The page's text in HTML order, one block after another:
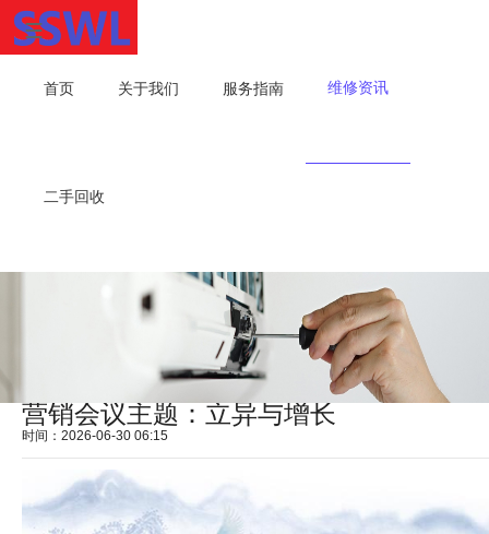
首页 关于我们 服务指南 维修资讯
二手回收
营销会议主题：立异与增长
时间：2026-06-30 06:15